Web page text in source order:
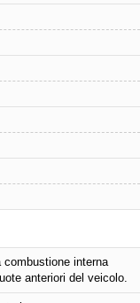
combustione interna
anteriori del veicolo.